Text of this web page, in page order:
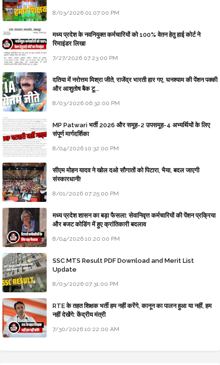
8/03/2026 01:07:00 PM
मध्य प्रदेश के नवनियुक्त कर्मचारियों को 100% वेतन हेतु हाई कोर्ट ने
रिमाइंडर लिखा
7/27/2026 07:23:00 PM
दतिया में नरोत्तम मिश्रा जीते, राजेंद्र भारती हार गए, घनश्याम की पेंशन पक्की
और आशुतोष बैक टू...
8/03/2026 06:32:00 PM
MP Patwari भर्ती 2026 और समूह-2 उपसमूह-4 अभ्यर्थियों के लिए
संपूर्ण मार्गदर्शिका
8/04/2026 10:32:00 PM
सीएम मोहन यादव ने खोल दओ सौगातों को पिटारा, भैया, बदल जाएगी
संस्कारधानी!
8/01/2026 07:25:00 PM
मध्य प्रदेश शासन का बड़ा फैसला: सेवानिवृत्त कर्मचारियों की पेंशन प्रक्रिया
और बजट कोडिंग में हुए क्रांतिकारी बदलाव
8/04/2026 10:20:00 PM
SSC MTS Result PDF Download and Merit List
Update
8/03/2026 07:31:00 PM
RTE के तहत शिक्षक भर्ती हम नहीं करेंगे, कानून का पालन हुआ या नहीं, हम
नहीं देखेंगे: केंद्रीय मंत्री
7/30/2026 10:22:00 AM